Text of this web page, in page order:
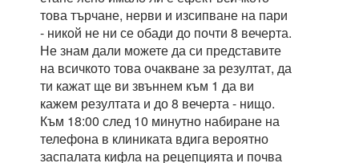
това търчане, нерви и изсипване на пари
- никой не ни се обади до почти 8 вечерта.
Не знам дали можете да си представите
на всичкото това очакване за резултат, да
ти кажат ще ви звъннем към 1 да ви
кажем резултата и до 8 вечерта - нищо.
Към 18:00 след 10 минутно набиране на
телефона в клиниката вдига вероятно
заспалата кифла на рецепцията и почва